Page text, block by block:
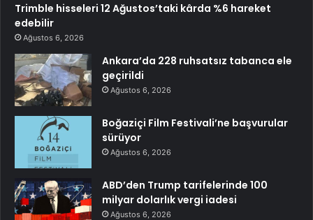
Trimble hisseleri 12 Ağustos’taki kârda %6 hareket
edebilir
Ağustos 6, 2026
Ankara’da 228 ruhsatsız tabanca ele
geçirildi
Ağustos 6, 2026
Boğaziçi Film Festivali’ne başvurular
sürüyor
Ağustos 6, 2026
ABD’den Trump tarifelerinde 100
milyar dolarlık vergi iadesi
Ağustos 6, 2026